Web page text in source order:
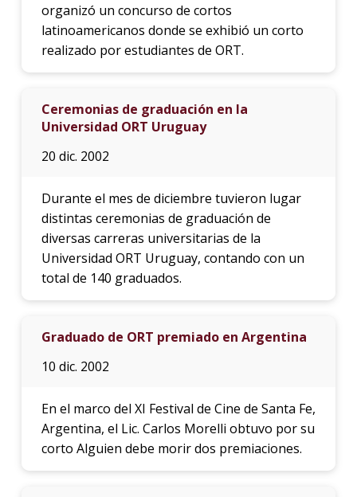
organizó un concurso de cortos
latinoamericanos donde se exhibió un corto
realizado por estudiantes de ORT.
Ceremonias de graduación en la
Universidad ORT Uruguay
20 dic. 2002
Durante el mes de diciembre tuvieron lugar
distintas ceremonias de graduación de
diversas carreras universitarias de la
Universidad ORT Uruguay, contando con un
total de 140 graduados.
Graduado de ORT premiado en Argentina
10 dic. 2002
En el marco del XI Festival de Cine de Santa Fe,
Argentina, el Lic. Carlos Morelli obtuvo por su
corto Alguien debe morir dos premiaciones.